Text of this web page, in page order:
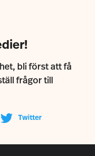
bli först att få
frågor till
Twitter